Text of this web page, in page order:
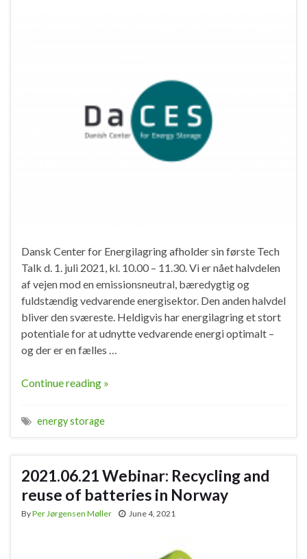
Dansk Center for Energilagring afholder sin første Tech
Talk d. 1. juli 2021, kl. 10.00 – 11.30. Vi er nået halvdelen
af ​​vejen mod en emissionsneutral, bæredygtig og
fuldstændig vedvarende energisektor. Den anden halvdel
bliver den sværeste. Heldigvis har energilagring et stort
potentiale for at udnytte vedvarende energi optimalt –
og der er en fælles …
Continue reading »
energy storage
2021.06.21 Webinar: Recycling and
reuse of batteries in Norway
ByPer Jørgensen Møller June 4, 2021